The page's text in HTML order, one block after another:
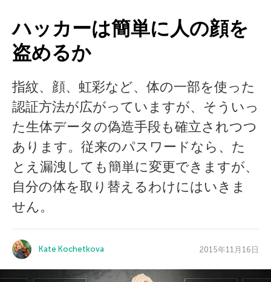
ハッカーは簡単に人の顔を
盗めるか
指紋、顔、虹彩など、体の一部を使った
認証方法が広がっていますが、そういっ
た生体データの偽造手段も確立されつつ
あります。従来のパスワードなら、た
とえ漏洩しても簡単に変更できますが、
自分の体を取り替えるわけにはいきま
せん。
Kate Kochetkova 2015年11月16日